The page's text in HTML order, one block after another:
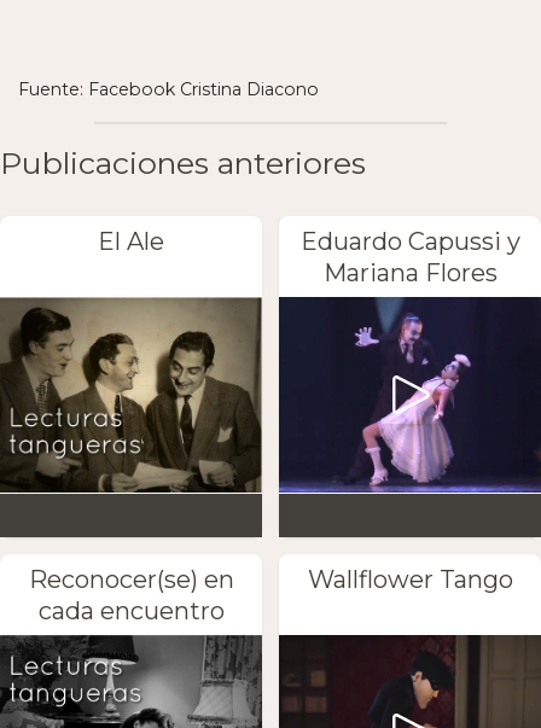
Fuente: Facebook Cristina Diacono
Publicaciones anteriores
El Ale
Eduardo Capussi y
Mariana Flores
Reconocer(se) en
cada encuentro
Wallflower Tango